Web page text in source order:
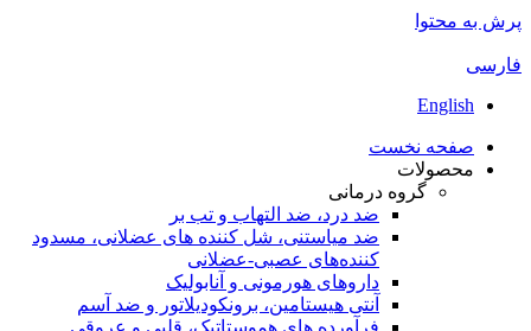
پرش به محتوا
فارسی
English
صفحه نخست
محصولات
گروه درمانی
ضد درد، ضد التهاب و تب بر
ضد میاستنی، شل کننده های عضلانی، مسدود
کننده‌های عصبی-عضلانی
داروهای هورمونی و آنابولیک
آنتی هیستامین، برونکودیلاتور و ضد آسم
فرآورده های هموستاتیک، قلبی و عروقی